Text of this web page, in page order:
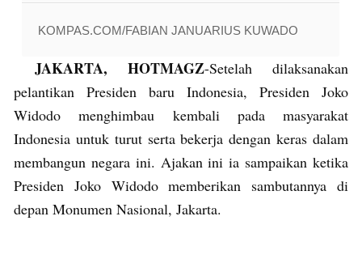
KOMPAS.COM/FABIAN JANUARIUS KUWADO
JAKARTA, HOTMAGZ-Setelah dilaksanakan
pelantikan Presiden baru Indonesia, Presiden Joko
Widodo menghimbau kembali pada masyarakat
Indonesia untuk turut serta bekerja dengan keras dalam
membangun negara ini. Ajakan ini ia sampaikan ketika
Presiden Joko Widodo memberikan sambutannya di
depan Monumen Nasional, Jakarta.